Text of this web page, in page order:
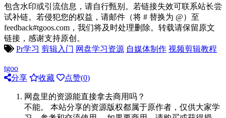
包含水印或引流信息，请自行甄别。若链接失效可联系站长尝
试补链。若侵犯您的权益，请邮件（将 # 替换为 @）至
feedback#tgoos.com，我们将及时处理删除。转载请保留原文
链接，感谢支持原创。
Pr学习 剪辑入门 网盘学习资源 自媒体制作 视频剪辑教程
tgoo
分享
收藏 点赞(0)
网盘里的资源能直接拿去商用吗？
不能。 本站分享的资源版权都属于原作者，仅供大家学